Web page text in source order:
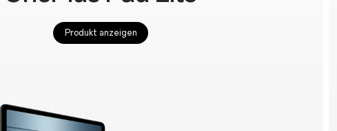
Produkt anzeigen